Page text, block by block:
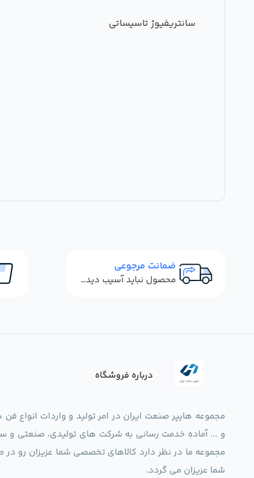
سانتریفیوژ تاسیساتی
ضمانت مرجوعی
محصول نباید آسیب دیده باشد
درباره فروشگاه
مجموعه هایپر صنعت ایران در امر تولید و واردات انواع
و ... آماده خدمت رسانی به شرکت های تولیدی، صنعتی و
شما عزیزان می گردد.